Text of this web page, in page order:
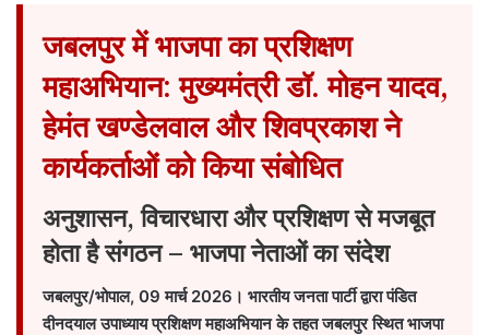
जबलपुर में भाजपा का प्रशिक्षण
महाअभियान: मुख्यमंत्री डॉ. मोहन यादव,
हेमंत खण्डेलवाल और शिवप्रकाश ने
कार्यकर्ताओं को किया संबोधित
अनुशासन, विचारधारा और प्रशिक्षण से मजबूत
होता है संगठन – भाजपा नेताओं का संदेश
जबलपुर/भोपाल, 09 मार्च 2026। भारतीय जनता पार्टी द्वारा पंडित
दीनदयाल उपाध्याय प्रशिक्षण महाअभियान के तहत जबलपुर स्थित भाजपा